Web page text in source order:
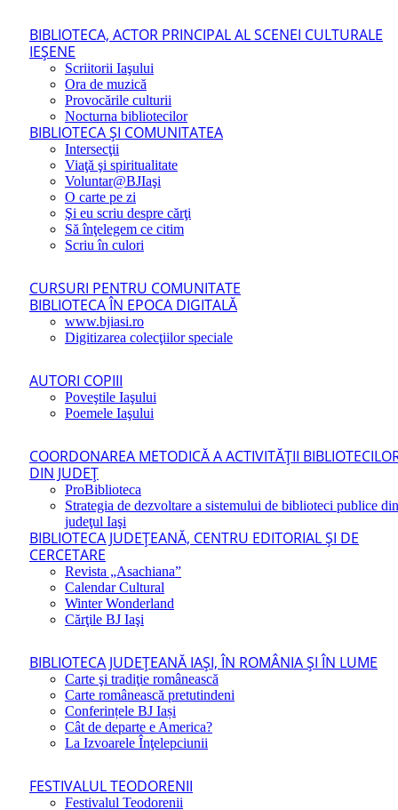
BIBLIOTECA, ACTOR PRINCIPAL AL SCENEI CULTURALE
IEŞENE
Scriitorii Iaşului
Ora de muzică
Provocările culturii
Nocturna bibliotecilor
BIBLIOTECA ŞI COMUNITATEA
Intersecţii
Viaţă şi spiritualitate
Voluntar@BJIaşi
O carte pe zi
Şi eu scriu despre cărţi
Să înţelegem ce citim
Scriu în culori
CURSURI PENTRU COMUNITATE
BIBLIOTECA ÎN EPOCA DIGITALĂ
www.bjiasi.ro
Digitizarea colecţiilor speciale
AUTORI COPIII
Poveştile Iaşului
Poemele Iaşului
COORDONAREA METODICĂ A ACTIVITĂŢII
DIN JUDEŢ
ProBiblioteca
Strategia de dezvoltare a sistemului de biblioteci publice din
judeţul Iaşi
BIBLIOTECA JUDEŢEANĂ, CENTRU EDITORIAL ŞI DE
CERCETARE
Revista „Asachiana”
Calendar Cultural
Winter Wonderland
Cărţile BJ Iaşi
BIBLIOTECA JUDEŢEANĂ IAŞI, ÎN ROMÂNIA ŞI ÎN LUME
Carte şi tradiţie românească
Carte românească pretutindeni
Conferințele BJ Iași
Cât de departe e America?
La Izvoarele Înţelepciunii
FESTIVALUL TEODORENII
Festivalul Teodorenii